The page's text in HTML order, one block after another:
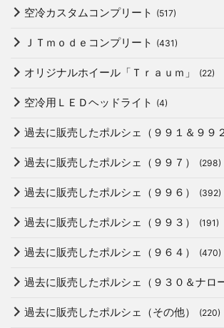
空冷カスタムコンプリート (517)
ＪＴｍｏｄｅコンプリート (431)
オリジナルホイール「Ｔｒａｕｍ」 (22)
空冷用ＬＥＤヘッドライト (4)
過去に販売したポルシェ（９９１＆９９２
過去に販売したポルシェ（９９７） (298)
過去に販売したポルシェ（９９６） (392)
過去に販売したポルシェ（９９３） (191)
過去に販売したポルシェ（９６４） (470)
過去に販売したポルシェ（９３０＆ナロー
過去に販売したポルシェ（その他） (220)